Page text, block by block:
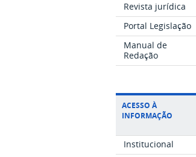
Revista jurídica
Portal Legislação
Manual de
Redação
ACESSO À
INFORMAÇÃO
Institucional